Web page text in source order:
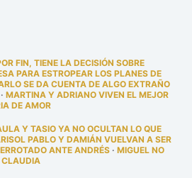
FIN, TIENE LA DECISIÓN SOBRE
PARA ESTROPEAR LOS PLANES DE
SE DA CUENTA DE ALGO EXTRAÑO
MARTINA Y ADRIANO VIVEN EL MEJOR
DE AMOR
Y TASIO YA NO OCULTAN LO QUE
PABLO Y DAMIÁN VUELVAN A SER
ANTE ANDRÉS· MIGUEL NO
CLAUDIA